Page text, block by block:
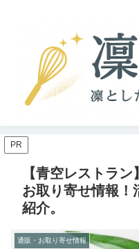
PR
【青空レストラ
お取り寄せ情報！
紹介。
通販・お取り寄せ情報